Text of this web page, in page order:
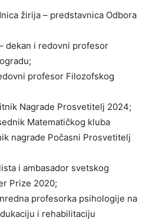
žirija – predstavnica Odbora
dekan i redovni profesor
profesor Filozofskog
Nagrade Prosvetitelj 2024;
Matematičkog kluba
nagrade Počasni Prosvetitelj
i ambasador svetskog
Prize 2020;
profesorka psihologije na
i rehabilitaciju